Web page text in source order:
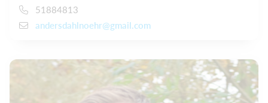
51884813
andersdahlnoehr@gmail.com